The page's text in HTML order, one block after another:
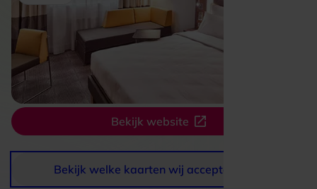
Bekijk website
Bekijk welke kaarten wij accepteren